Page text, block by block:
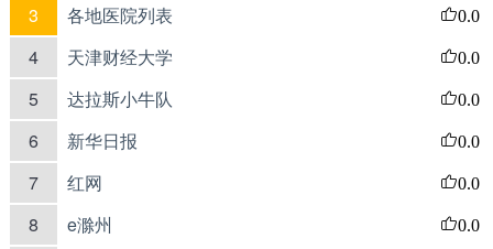
3 各地医院列表 0.0
4 天津财经大学 0.0
5 达拉斯小牛队 0.0
6 新华日报 0.0
7 红网 0.0
8 e滁州 0.0